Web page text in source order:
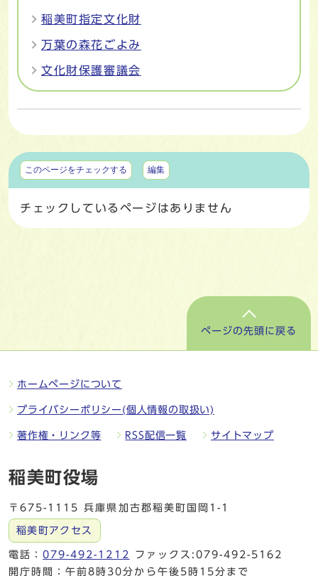
稲美町指定文化財
万葉の森花ごよみ
文化財保護審議会
マイページ
このページをチェックする 編集
チェックしているページはありません
ページの先頭に戻る
ホームページについて
プライバシーポリシー(個人情報の取扱い)
著作権・リンク等 RSS配信一覧 サイトマップ
稲美町役場
〒675-1115 兵庫県加古郡稲美町国岡1-1
稲美町アクセス
電話：079-492-1212
ファックス:079-492-5162
開庁時間：午前8時30分から午後5時15分まで